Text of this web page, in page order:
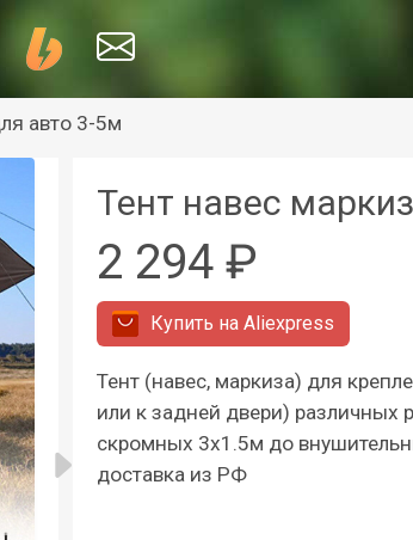
авто 3-5м
Тент навес
2 294 ₽
Купить на Aliexpress
Тент (навес, маркиза) для
или к задней двери) различных
скромных 3х1.5м до
доставка из РФ